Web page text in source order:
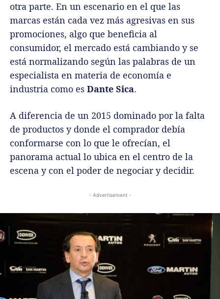
otra parte. En un escenario en el que las
marcas están cada vez más agresivas en sus
promociones, algo que beneficia al
consumidor, el mercado está cambiando y se
está normalizando según las palabras de un
especialista en materia de economía e
industria como es Dante Sica.
A diferencia de un 2015 dominado por la falta
de productos y donde el comprador debía
conformarse con lo que le ofrecían, el
panorama actual lo ubica en el centro de la
escena y con el poder de negociar y decidir.
- Advertisement -